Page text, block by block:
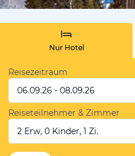
Nur Hotel
Reisezeitraum
06.09.26 - 08.09.26
Reiseteilnehmer & Zimmer
2 Erw, 0 Kinder, 1 Zi.